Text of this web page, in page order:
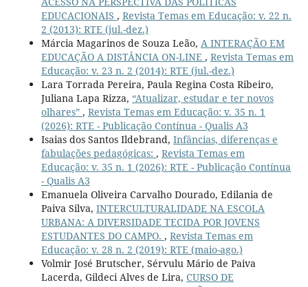
EDUCACIONAIS , Revista Temas em Educação: v. 22 n.
2 (2013): RTE (jul.-dez.)
Márcia Magarinos de Souza Leão, A INTERAÇÃO EM
EDUCAÇÃO A DISTÂNCIA ON-LINE , Revista Temas em
Educação: v. 23 n. 2 (2014): RTE (jul.-dez.)
Lara Torrada Pereira, Paula Regina Costa Ribeiro,
Juliana Lapa Rizza, “Atualizar, estudar e ter novos
olhares” , Revista Temas em Educação: v. 35 n. 1
(2026): RTE - Publicação Contínua - Qualis A3
Isaias dos Santos Ildebrand, Infâncias, diferenças e
fabulações pedagógicas: , Revista Temas em
Educação: v. 35 n. 1 (2026): RTE - Publicação Contínua
- Qualis A3
Emanuela Oliveira Carvalho Dourado, Edilania de
Paiva Silva, INTERCULTURALIDADE NA ESCOLA
URBANA: A DIVERSIDADE TECIDA POR JOVENS
ESTUDANTES DO CAMPO. , Revista Temas em
Educação: v. 28 n. 2 (2019): RTE (maio-ago.)
Volmir José Brutscher, Sérvulu Mário de Paiva
Lacerda, Gildeci Alves de Lira, CURSO DE